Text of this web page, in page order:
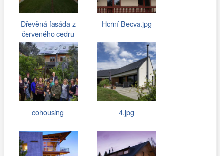
Dřevěná fasáda z
červeného cedru
Horní Becva.jpg
cohousing 4.jpg